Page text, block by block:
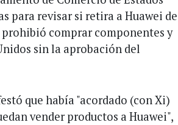
para revisar si retira a Huawei de
prohibió comprar componentes y
sin la aprobación del
que había "acordado (con Xi)
vender productos a Huawei",